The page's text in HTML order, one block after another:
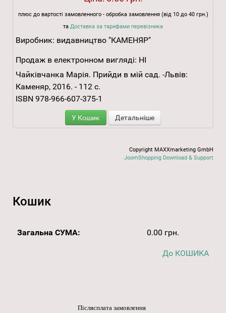
плюс до вартості замовленного - обробка замовлення (від 10 до 40 грн.)
та Доставка за тарифами перевізника
Виробник: видавництво "КАМЕНЯР"
Продаж в електронном вигляді: НІ
Чайківчанка Марія. Прийди в мій сад. -Львів:
Каменяр, 2016. - 112 с.
ISBN 978-966-607-375-1
У Кошик Детальніше
Copyright MAXXmarketing GmbH
JoomShopping Download & Support
Кошик
Загальна СУМА: 0.00 грн.
До КОШИКА
Післясплата замовлення